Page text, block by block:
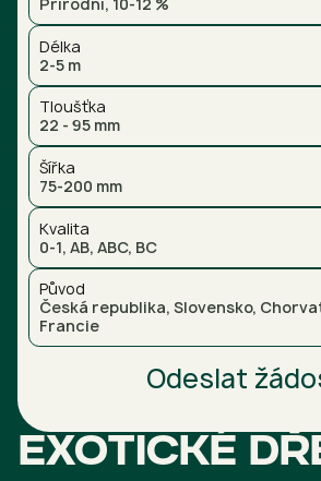
Délka
2-5 m
Tloušťka
22 - 95 mm
Šířka
75-200 mm
Kvalita
0-1, AB, ABC, BC
Původ
Česká republika, Slovensko,
Francie
Odeslat
Exotické